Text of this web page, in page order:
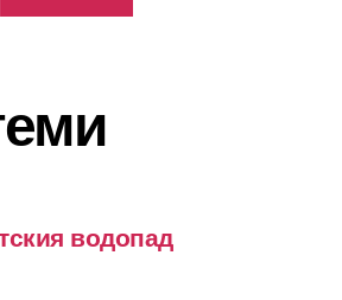
водопад